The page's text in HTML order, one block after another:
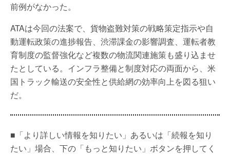
前例がなかった。
ATAは今回の法案で、貨物盗難対策の戦略策定指示や自
動運転政策の進捗報告、渋滞課金の影響調査、運転者教
育制度の監督強化など複数の物流関連施策も盛り込ませ
たとしている。インフラ整備と制度対応の両面から、米
国トラック輸送の安全性と供給網の効率向上を図る狙い
だ。
■「より詳しい情報を知りたい」あるいは「続報を知り
たい」場合、下の「もっと知りたい」ボタンを押してく